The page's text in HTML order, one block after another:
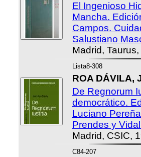
El Ingenioso
Mancha.
Campos.
Salustiano
Madrid,
Lista8-308
ROA DÁVILA,
De Regnorum
democrático.
Luciano
Prendes y
Madrid, CSIC,
C84-207